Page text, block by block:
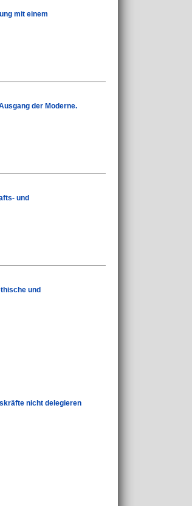
mit einem
der Moderne.
und
und
nicht delegieren